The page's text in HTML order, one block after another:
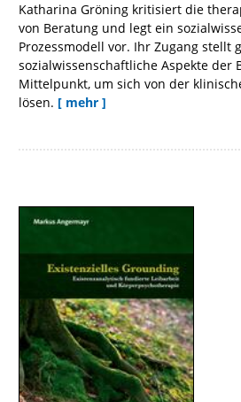
Katharina Gröning kritisiert die
von Beratung und legt ein
Prozessmodell vor. Ihr Zugang stellt
sozialwissenschaftliche Aspekte der
Mittelpunkt, um sich von der
lösen. [ mehr ]